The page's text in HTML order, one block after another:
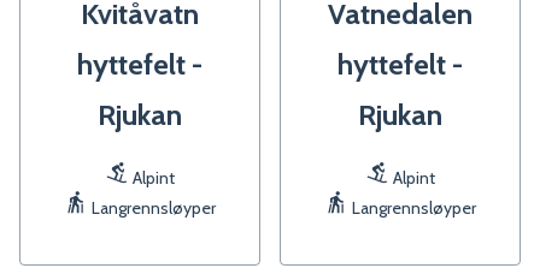
Kvitåvatn
hyttefelt -
Rjukan
Alpint
Langrennsløyper
Vatnedalen
hyttefelt -
Rjukan
Alpint
Langrennsløyper